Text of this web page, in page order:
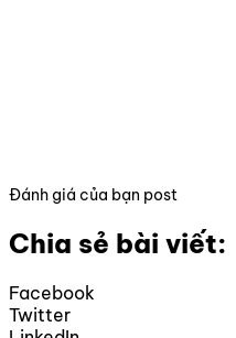
Đánh giá của bạn post
Chia sẻ bài viết:
Facebook
Twitter